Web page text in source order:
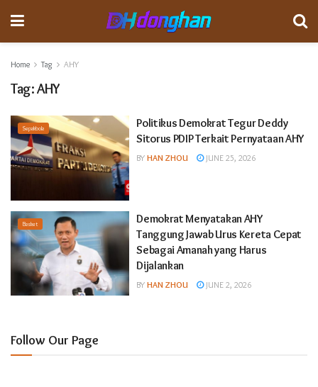
Home Tag AHY
Tag:AHY
Sepakbola
Politikus Demokrat Tegur Deddy
Sitorus PDIP Terkait Pernyataan AHY
BY HAN ZHOU JUNE 25, 2026
Basket
Demokrat Menyatakan AHY
Tanggung Jawab Urus Kereta Cepat
Sebagai Amanah yang Harus
Dijalankan
BY HAN ZHOU JUNE 2, 2026
Follow Our Page